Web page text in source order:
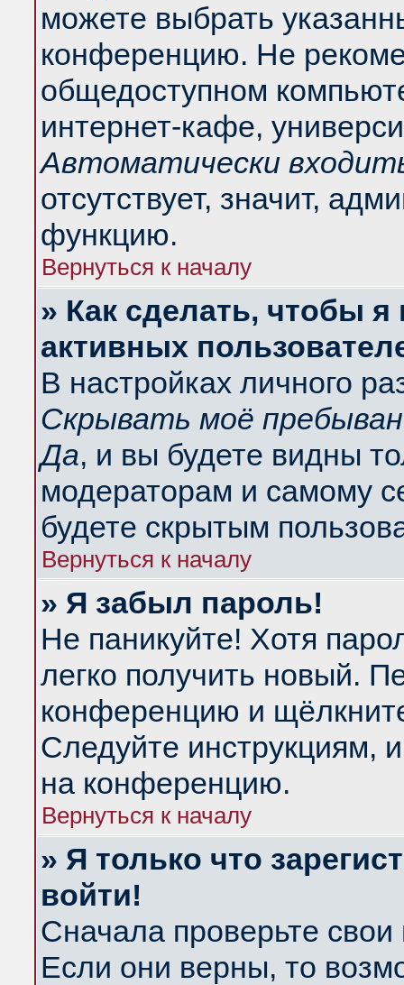
можете выбрать
конференцию. Не
общедоступном
интернет-кафе,
Автоматически
отсутствует, значит,
функцию.
Вернуться к началу
» Как сделать, чтобы
активных
В настройках личного
Скрывать моё
Да, и вы будете видны
модераторам и самому
будете скрытым
Вернуться к началу
» Я забыл пароль!
Не паникуйте! Хотя
легко получить новый.
конференцию и
Следуйте инструкциям,
на конференцию.
Вернуться к началу
» Я только что
войти!
Сначала проверьте
Если они верны, то